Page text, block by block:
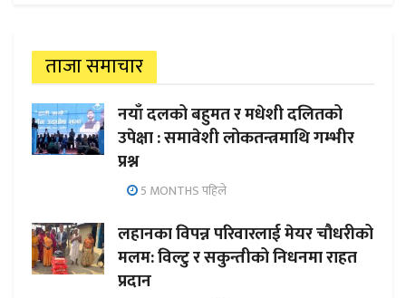
ताजा समाचार
नयाँ दलको बहुमत र मधेशी दलितको
उपेक्षा : समावेशी लोकतन्त्रमाथि गम्भीर
प्रश्न
5 MONTHS पहिले
लहानका विपन्न परिवारलाई मेयर चौधरीको
मलम: विल्टु र सकुन्तीको निधनमा राहत
प्रदान